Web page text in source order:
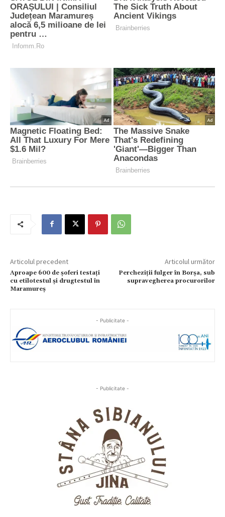
Articolul precedent
Aproape 600 de șoferi testați
cu etilotestul și drugtestul în
Maramureș
Articolul următor
Percheziții fulger în Borșa, sub
supravegherea procurorilor
- Publicitate -
- Publicitate -